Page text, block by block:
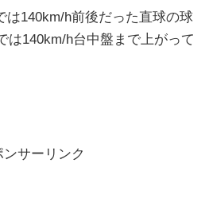
は140km/h前後だった直球の球
は140km/h台中盤まで上がって
ンサーリンク